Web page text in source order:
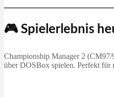
🎮 Spielerlebnis
Championship Manager 2 (CM97/
über DOSBox spielen. Perfekt für